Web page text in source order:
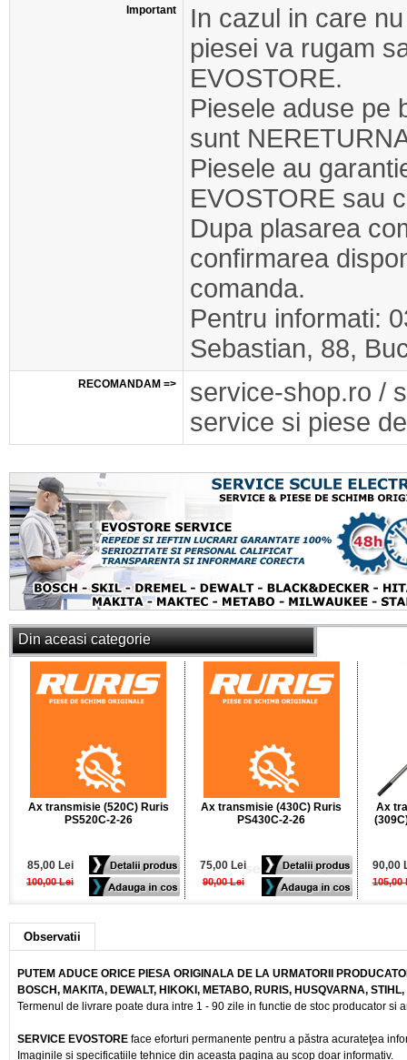
Important
In cazul in care
piesei va rugam
EVOSTORE.
Piesele aduse pe
sunt
Piesele au
EVOSTORE sau
Dupa plasarea
confirmarea
comanda.
Pentru informati:
Sebastian, 88,
RECOMANDAM =>
service-shop.ro /
service si piese
Din aceasi categorie
Ax transmisie (520C) Ruris
PS520C-2-26
85,00 Lei
100,00 Lei
Ax transmisie (430C) Ruris
PS430C-2-26
75,00 Lei
90,00 Lei
Ax
90,00
105,00
Observatii
PUTEM ADUCE ORICE PIESA ORIGINALA DE LA URMATORII
BOSCH, MAKITA, DEWALT, HIKOKI, METABO, RURIS, HUSQVARNA,
Termenul de livrare poate dura intre 1 - 90 zile in functie de stoc producator si
SERVICE EVOSTORE face eforturi permanente pentru a păstra acurateţea
Imaginile si specificatiile tehnice din aceasta pagina au scop doar informativ.